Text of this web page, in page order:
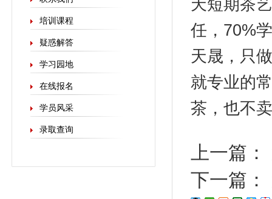
培训课程
疑惑解答
学习园地
在线报名
学员风采
录取查询
天短期茶
任，70%
天晟，只
就专业的
茶，也不
上一篇：
下一篇：